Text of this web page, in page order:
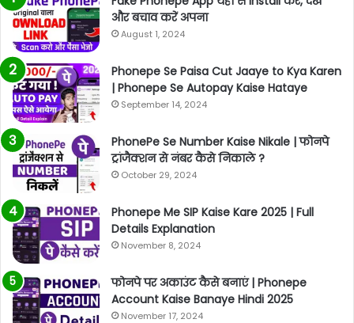
और बचाव करें अपना
August 1, 2024
Phonepe Se Paisa Cut Jaaye to Kya Karen
| Phonepe Se Autopay Kaise Hataye
September 14, 2024
PhonePe Se Number Kaise Nikale | फोनपे
ट्रांजैक्शन से नंबर कैसे निकाले ?
October 29, 2024
Phonepe Me SIP Kaise Kare 2025 | Full
Details Explanation
November 8, 2024
फोनपे पर अकाउंट कैसे बनाएं | Phonepe
Account Kaise Banaye Hindi 2025
November 17, 2024